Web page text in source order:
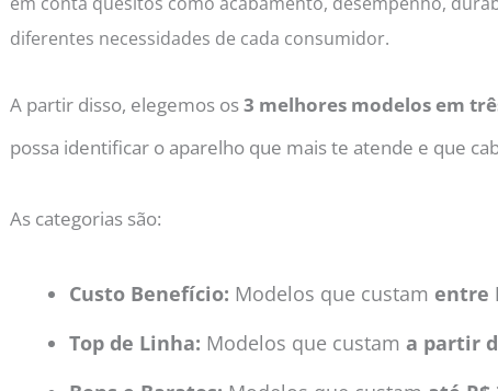
diferentes necessidades de cada consumidor.
A partir disso, elegemos os3 melhores modelos em
possa identificar o aparelho que mais te atende e que
As categorias são:
Custo Benefício: Modelos que custam entre
Top de Linha: Modelos que custam a partir